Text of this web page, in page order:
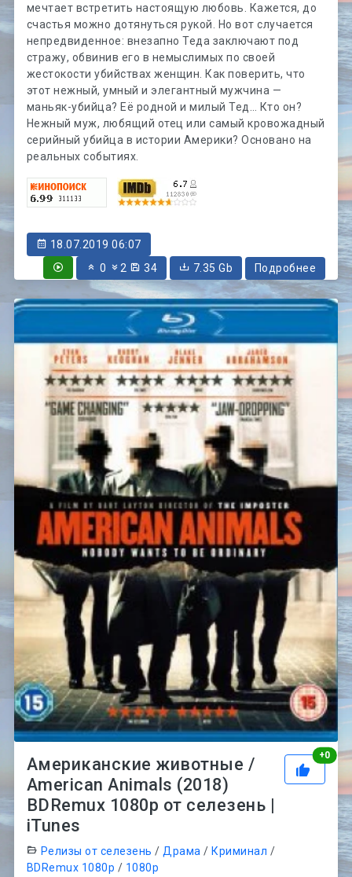
мечтает встретить настоящую любовь. Кажется, до
счастья можно дотянуться рукой. Но вот случается
непредвиденное: внезапно Теда заключают под
стражу, обвинив его в немыслимых по своей
жестокости убийствах женщин. Как поверить, что
этот нежный, умный и элегантный мужчина —
маньяк-убийца? Её родной и милый Тед… Кто он?
Нежный муж, любящий отец или самый кровожадный
серийный убийца в истории Америки? Основано на
реальных событиях.
18.07.2019 06:07
0
2 34 7.35 Gb Подробнее
+0
Американские животные /
American Animals (2018)
BDRemux 1080p от селезень |
iTunes
Релизы от селезень / Драма / Криминал /
BDRemux 1080p / 1080p